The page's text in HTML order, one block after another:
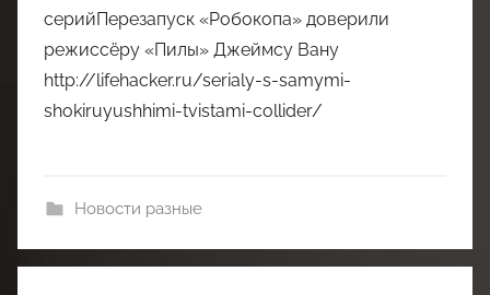
серийПерезапуск «Робокопа» доверили
режиссёру «Пилы» Джеймсу Вану
http://lifehacker.ru/serialy-s-samymi-
shokiruyushhimi-tvistami-collider/
Новости разные